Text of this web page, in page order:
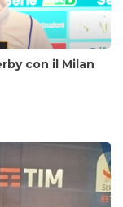
con il Milan